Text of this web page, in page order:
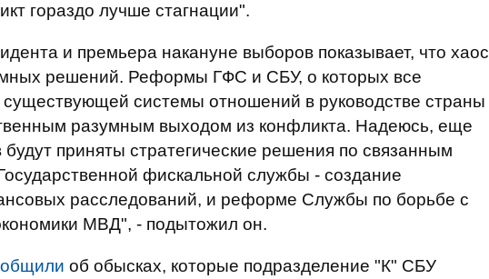
гораздо лучше стагнации".
и премьера накануне выборов показывает, что хаос
решений. Реформы ГФС и СБУ, о которых все
существующей системы отношений в руководстве страны
разумным выходом из конфликта. Надеюсь, еще
приняты стратегические решения по связанным
фискальной службы - создание
расследований, и реформе Службы по борьбе с
МВД", - подытожил он.
об обысках, которые подразделение "К" СБУ